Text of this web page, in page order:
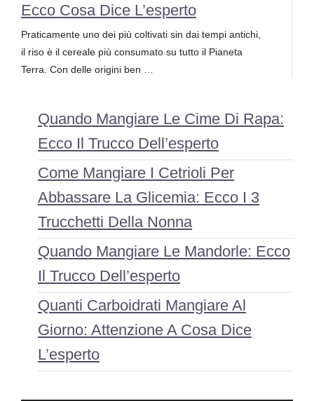
Ecco Cosa Dice L’esperto
Praticamente uno dei più coltivati sin dai tempi antichi,
il riso è il cereale più consumato su tutto il Pianeta
Terra. Con delle origini ben …
Quando Mangiare Le Cime Di Rapa:
Ecco Il Trucco Dell’esperto
Come Mangiare I Cetrioli Per
Abbassare La Glicemia: Ecco I 3
Trucchetti Della Nonna
Quando Mangiare Le Mandorle: Ecco
Il Trucco Dell’esperto
Quanti Carboidrati Mangiare Al
Giorno: Attenzione A Cosa Dice
L’esperto